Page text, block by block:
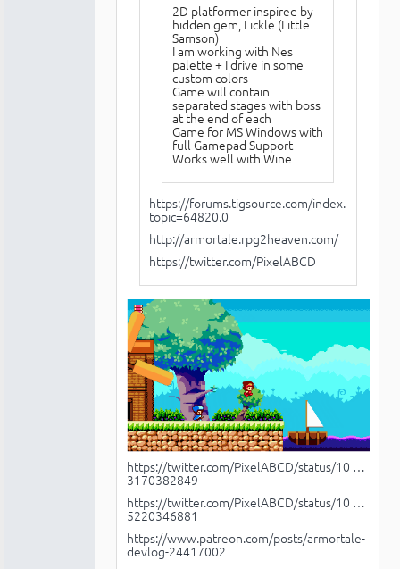
2D platformer inspired by
hidden gem, Lickle (Little
Samson)
I am working with Nes
palette + I drive in some
custom colors
Game will contain
separated stages with boss
at the end of each
Game for MS Windows with
full Gamepad Support
Works well with Wine
https://forums.tigsource.com/index.php?
topic=64820.0
http://armortale.rpg2heaven.com/
https://twitter.com/PixelABCD
https://twitter.com/PixelABCD/status/10 …
3170382849
https://twitter.com/PixelABCD/status/10 …
5220346881
https://www.patreon.com/posts/armortale-
devlog-24417002